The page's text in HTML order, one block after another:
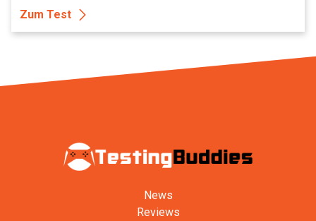
Zum Test
News
Reviews